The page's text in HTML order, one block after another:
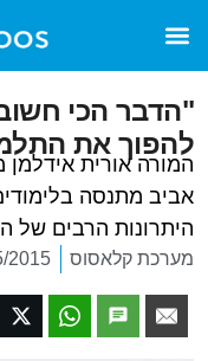
"הדבר הכי חשוב
להפוך את
המורה אורית אידלמן
אביב מתנסה
היתרונות הרבים של
מערכת קלאסוס 2015